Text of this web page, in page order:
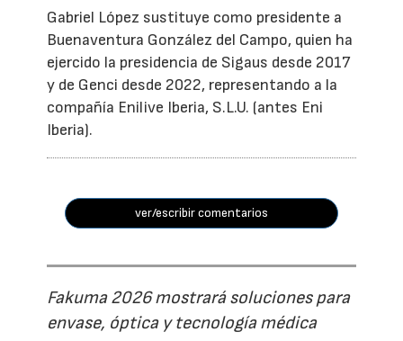
Gabriel López sustituye como presidente a
Buenaventura González del Campo, quien ha
ejercido la presidencia de Sigaus desde 2017
y de Genci desde 2022, representando a la
compañía Enilive Iberia, S.L.U. (antes Eni
Iberia).
ver/escribir comentarios
Fakuma 2026 mostrará soluciones para
envase, óptica y tecnología médica